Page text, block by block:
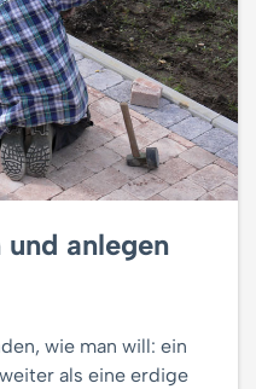
anlegen
wie man will: ein
als eine erdige